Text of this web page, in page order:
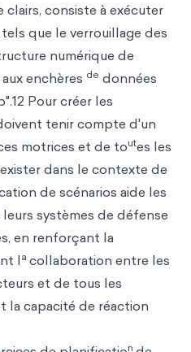
consiste à exécuter
que le verrouillage des
numérique de
enchères de données
Pour créer les
tenir compte d'un
motrices et de toutes les
dans le contexte de
de scénarios aide les
systèmes de défense
en renforçant la
la collaboration entre les
et de tous les
la capacité de réaction
n